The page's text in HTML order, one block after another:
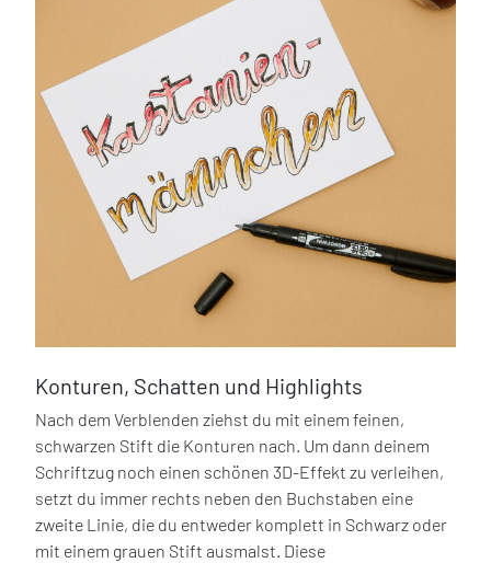
Konturen, Schatten und Highlights
Nach dem Verblenden ziehst du mit einem feinen,
schwarzen Stift die Konturen nach. Um dann deinem
Schriftzug noch einen schönen 3D-Effekt zu verleihen,
setzt du immer rechts neben den Buchstaben eine
zweite Linie, die du entweder komplett in Schwarz oder
mit einem grauen Stift ausmalst. Diese